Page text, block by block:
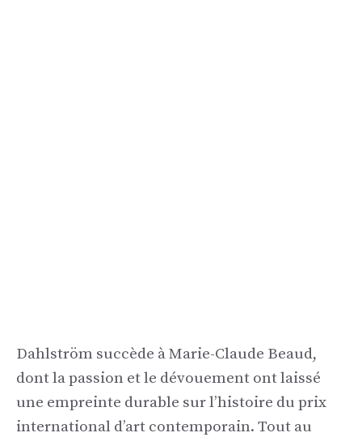
Dahlström succède à Marie-Claude Beaud,
dont la passion et le dévouement ont laissé
une empreinte durable sur l’histoire du prix
international d’art contemporain. Tout au